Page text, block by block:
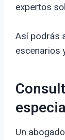
expertos
Así podrás
escenarios
Un